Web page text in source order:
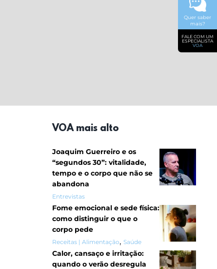
VOA mais alto
Joaquim Guerreiro e os
“segundos 30”: vitalidade,
tempo e o corpo que não se
abandona
Entrevistas
Fome emocional e sede física:
como distinguir o que o
corpo pede
Receitas | Alimentação, Saúde
Calor, cansaço e irritação:
quando o verão desregula
Quer saber
mais?
FALE COM UM
ESPECIALISTA
VOA